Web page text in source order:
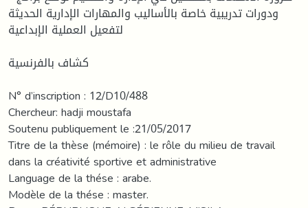
ودورات تدريبية خاصة بالأساليب والمهارات الإدارية الحديثة
لتفعيل العملية الإبداعية
كشاف بالفرنسية
N° d’inscription : 12/D10/488
Chercheur: hadji moustafa
Soutenu publiquement le :21/05/2017
Titre de la thèse (mémoire) : le rôle du milieu de travail
dans la créativité sportive et administrative
Language de la thése : arabe.
Modèle de la thése : master.